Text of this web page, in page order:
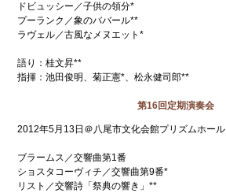
ドビュッシー／子供の領分*
プーランク／象のババール**
ラヴェル／古風なメヌエット*
語り：桂文昇**
指揮：池田俊明、菊正憲*、松永健司郎**
第16回定期演奏会
2012年5月13日＠八尾市文化会館プリズムホール
ブラームス／交響曲第1番
ショスタコーヴィチ／交響曲第9番*
リスト／交響詩「祭典の響き」**